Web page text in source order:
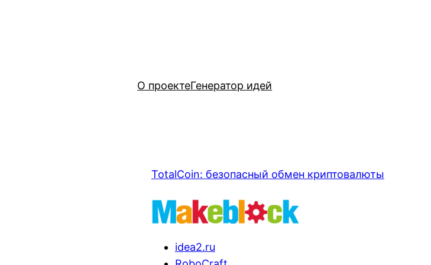
О проектеГенератор идей
TotalCoin: безопасный обмен криптовалюты
idea2.ru